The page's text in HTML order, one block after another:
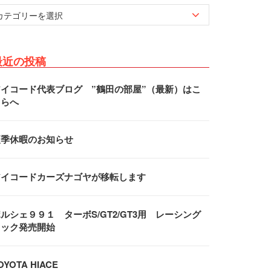
の投稿
コード代表ブログ ”鶴田の部屋”（最新）はこ
へ
休暇のお知らせ
コードカーズナゴヤが移転します
シェ９９１ ターボS/GT2/GT3用 レーシング
ク発売開始
HIACE